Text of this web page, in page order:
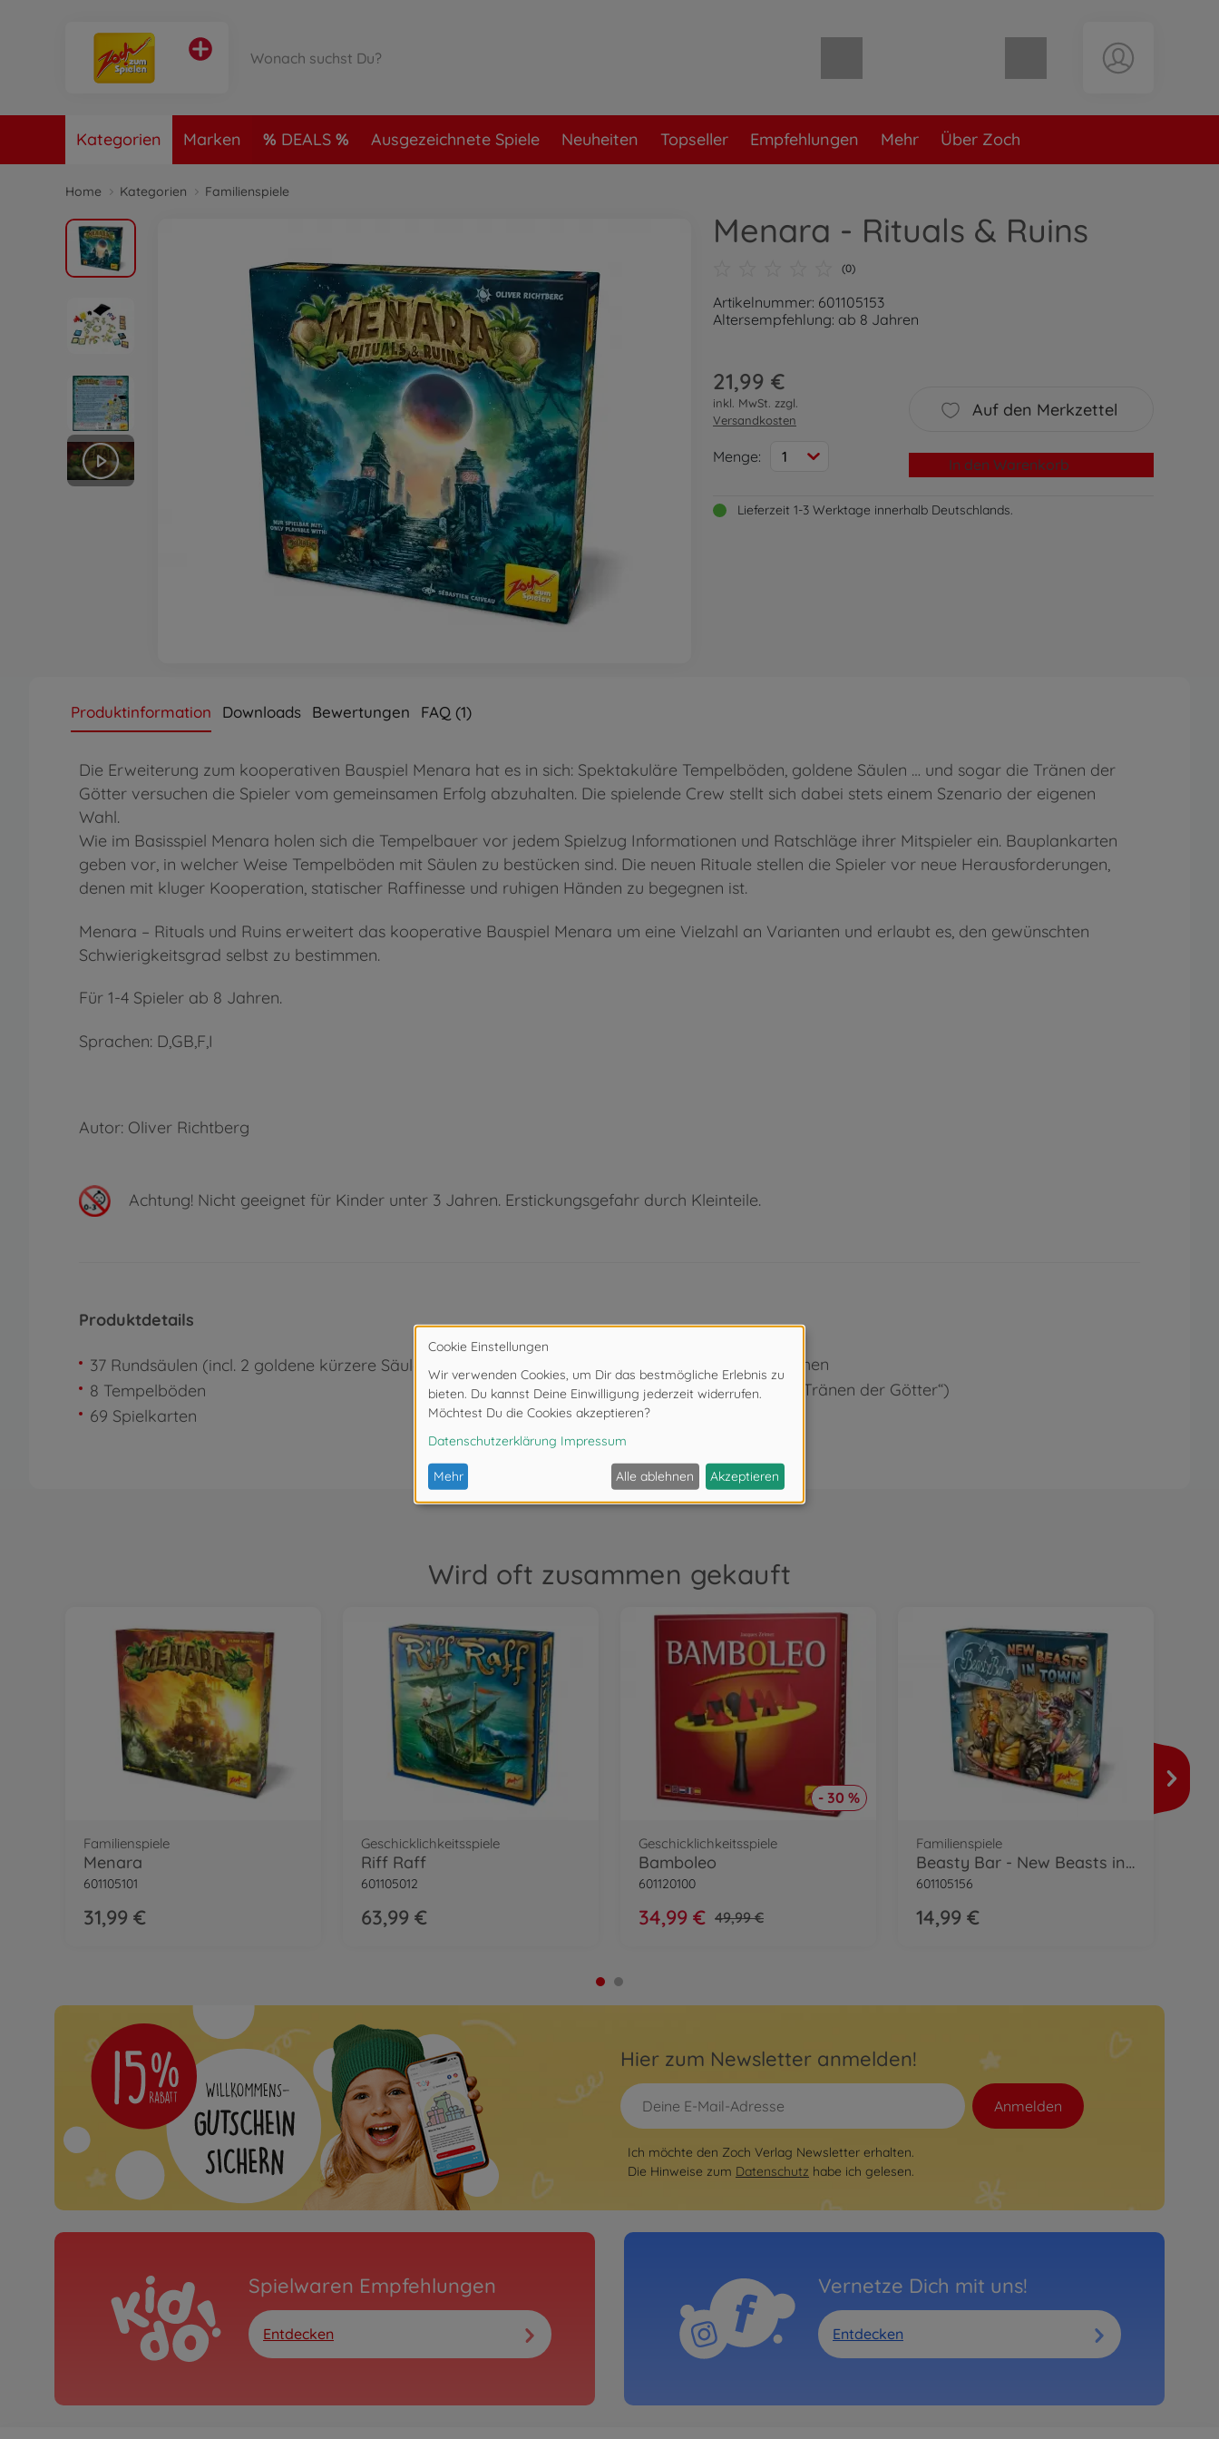
Warenkorb leer
Kategorien Marken DEALS Ausgezeichnete Spiele Neuheiten Topseller Empfehlungen Mehr Über Zoch
Home Kategorien Familienspiele
Menara - Rituals & Ruins
(0)
Artikelnummer: 601105153
Altersempfehlung: ab 8 Jahren
21,99 €
inkl. MwSt. zzgl.
Versandkosten
Menge: 1
Auf den Merkzettel
In den Warenkorb
Lieferzeit 1-3 Werktage innerhalb Deutschlands.
Produktinformation Downloads Bewertungen FAQ (1)
Die Erweiterung zum kooperativen Bauspiel Menara hat es in sich: Spektakuläre Tempelböden, goldene Säulen … und sogar die Tränen der
Götter versuchen die Spieler vom gemeinsamen Erfolg abzuhalten. Die spielende Crew stellt sich dabei stets einem Szenario der eigenen
Wahl.
Wie im Basisspiel Menara holen sich die Tempelbauer vor jedem Spielzug Informationen und Ratschläge ihrer Mitspieler ein. Bauplankarten
geben vor, in welcher Weise Tempelböden mit Säulen zu bestücken sind. Die neuen Rituale stellen die Spieler vor neue Herausforderungen,
denen mit kluger Kooperation, statischer Raffinesse und ruhigen Händen zu begegnen ist.
Menara – Rituals und Ruins erweitert das kooperative Bauspiel Menara um eine Vielzahl an Varianten und erlaubt es, den gewünschten
Schwierigkeitsgrad selbst zu bestimmen.
Für 1-4 Spieler ab 8 Jahren.
Sprachen: D,GB,F,I
Autor: Oliver Richtberg
Achtung! Nicht geeignet für Kinder unter 3 Jahren. Erstickungsgefahr durch Kleinteile.
Produktdetails
37 Rundsäulen (incl. 2 goldene kürzere Säulen)
8 Tempelböden
69 Spielkarten
1 Baumwollsäckchen
12 Glasnuggets („Tränen der Götter“)
Wird oft zusammen gekauft
Familienspiele
Menara
601105101
31,99 €
Geschicklichkeitsspiele
Riff Raff
601105012
63,99 €
- 30 %
Geschicklichkeitsspiele
Bamboleo
601120100
34,99 € 49,99 €
Familienspiele
Beasty Bar - New Beasts in Town
601105156
14,99 €
Hier zum Newsletter anmelden!
Anmelden
Ich möchte den Zoch Verlag Newsletter erhalten.
Die Hinweise zum Datenschutz habe ich gelesen.
Spielwaren Empfehlungen
Entdecken
Vernetze Dich mit uns!
Entdecken